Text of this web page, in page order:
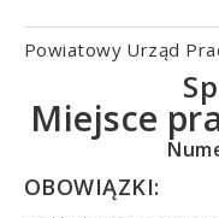
Powiatowy Urząd
Miejsce
OBOWIĄZKI: